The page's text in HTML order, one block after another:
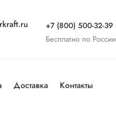
+7 (800) 500-32-39
Бесплатно по России
Доставка Контакты